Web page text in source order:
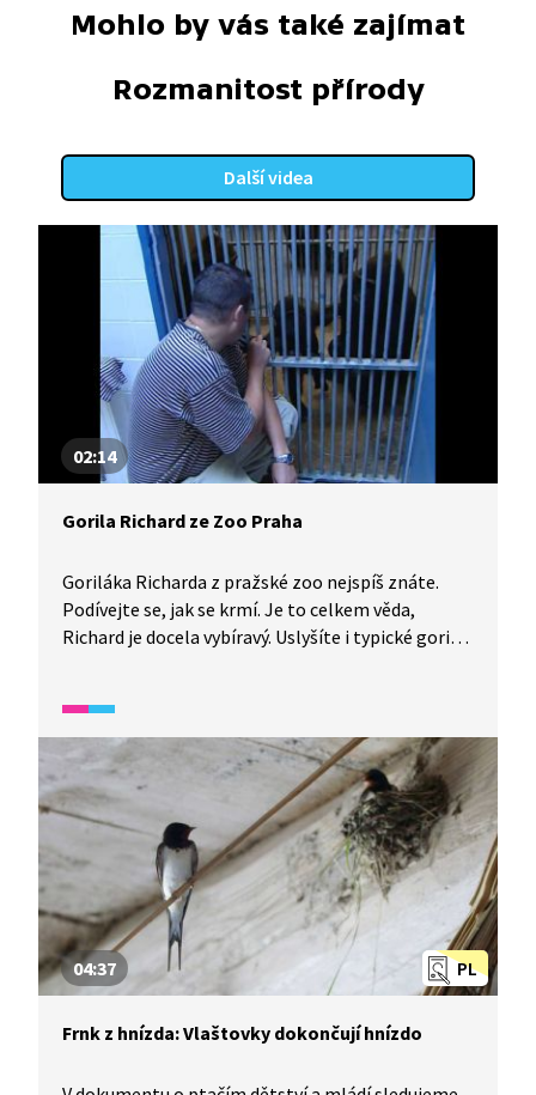
Mohlo by vás také zajímat
Rozmanitost přírody
Další videa
02:14
Gorila Richard ze Zoo Praha
Goriláka Richarda z pražské zoo nejspíš znáte.
Podívejte se, jak se krmí. Je to celkem věda,
Richard je docela vybíravý. Uslyšíte i typické gorilí
PL
04:37
Frnk z hnízda: Vlaštovky dokončují hnízdo